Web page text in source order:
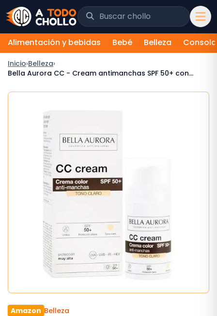
Saltar al contenido
Buscar chollos y tiendas
Alimentación y bebidas Bebé Belleza
Inicio›Belleza›
Bella Aurora CC - Cream antimanchas SPF 50+ con
Amazon Belleza